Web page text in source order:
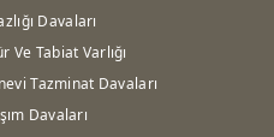
Davaları
Ve Tabiat Varlığı
Tazminat Davaları
Davaları